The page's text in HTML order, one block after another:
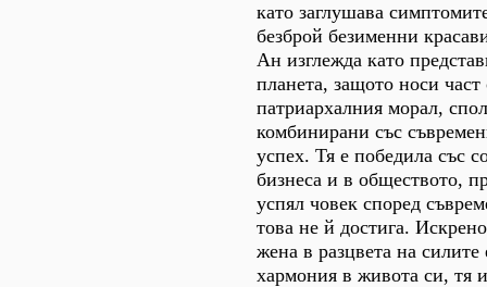
като заглушава
безброй безименни
Ан изглежда като
планета, защото носи
патриархалния морал,
комбинирани със
успех. Тя е победила със
бизнеса и в обществото,
успял човек според
това не й достига.
жена в разцвета на силите
хармония в живота си, тя